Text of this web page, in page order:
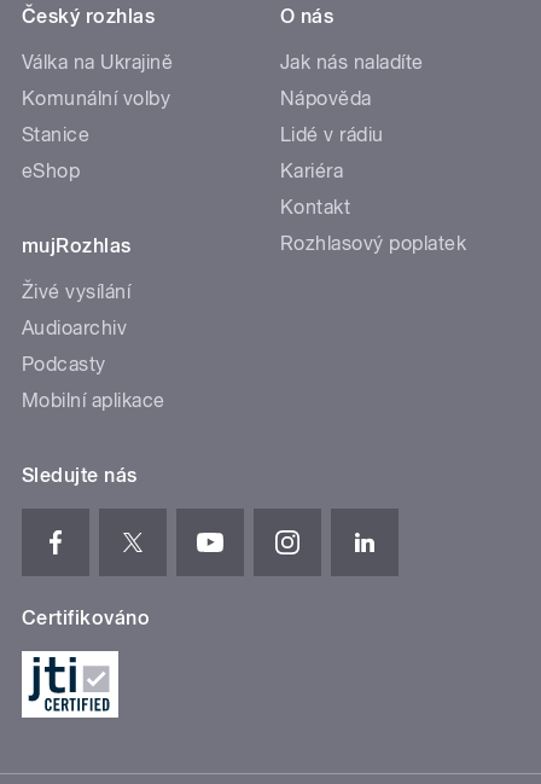
Český rozhlas
Válka na Ukrajině
Komunální volby
Stanice
eShop
mujRozhlas
Živé vysílání
Audioarchiv
Podcasty
Mobilní aplikace
O nás
Jak nás naladíte
Nápověda
Lidé v rádiu
Kariéra
Kontakt
Rozhlasový poplatek
Sledujte nás
Certifikováno